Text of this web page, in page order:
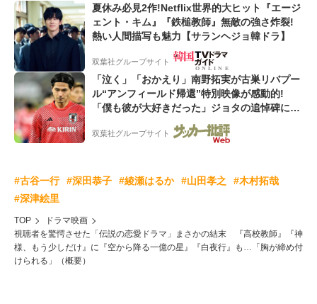
夏休み必見2作!Netflix世界的大ヒット『エージ
ェント・キム』『鉄槌教師』無敵の強さ炸裂!
熱い人間描写も魅力【サランヘジョ韓ドラ】
双葉社グループサイト
「泣く」「おかえり」南野拓実が古巣リバプー
ル“アンフィールド帰還”特別映像が感動的!
「僕も彼が大好きだった」ジョタの追悼碑にも
献花!「胸が熱くなります...」
双葉社グループサイト
#古谷一行 #深田恭子 #綾瀬はるか #山田孝之
#木村拓哉
#深津絵里
TOP
ドラマ映画
視聴者を驚愕させた「伝説の恋愛ドラマ」まさかの結末 『高校教師』『神
様、もう少しだけ』に『空から降る一億の星』『白夜行』も…「胸が締め付
けられる」（概要）